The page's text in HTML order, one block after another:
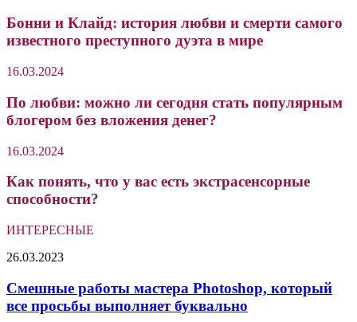
Бонни и Клайд: история любви и смерти самого
известного преступного дуэта в мире
16.03.2024
По любви: можно ли сегодня стать популярным
блогером без вложения денег?
16.03.2024
Как понять, что у вас есть экстрасенсорные
способности?
ИНТЕРЕСНЫЕ
Смешные
мастера
Photoshop,
который
26.03.2023
Смешные работы мастера Photoshop, который
все просьбы выполняет буквально